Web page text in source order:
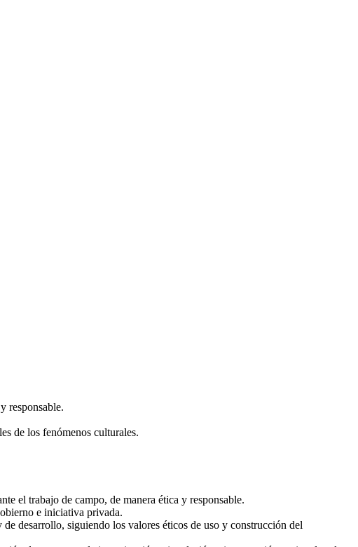
responsable.
de los fenómenos culturales.
el trabajo de campo, de manera ética y responsable.
e iniciativa privada.
desarrollo, siguiendo los valores éticos de uso y construcción del